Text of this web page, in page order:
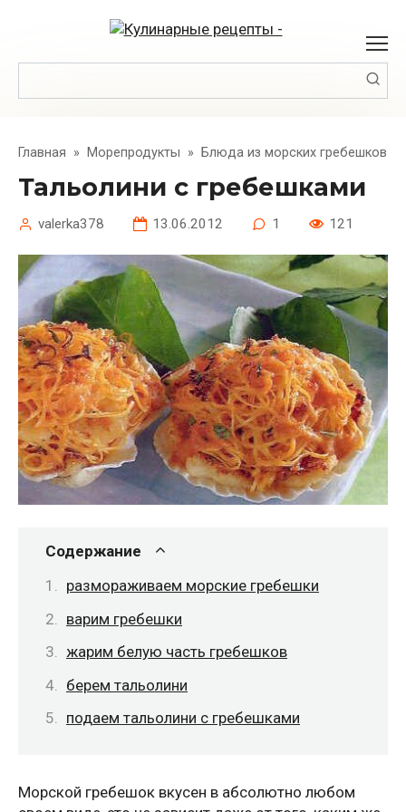
Главная » Морепродукты » Блюда из морских гребешков
Тальолини с гребешками
valerka378 13.06.2012 1 121
Содержание
размораживаем морские гребешки
варим гребешки
жарим белую часть гребешков
берем тальолини
подаем тальолини с гребешками
Морской гребешок вкусен в абсолютно любом